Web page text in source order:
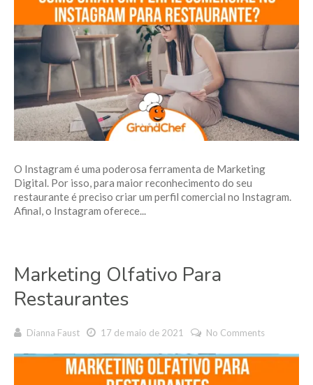
O Instagram é uma poderosa ferramenta de Marketing
Digital. Por isso, para maior reconhecimento do seu
restaurante é preciso criar um perfil comercial no Instagram.
Afinal, o Instagram oferece...
Marketing Olfativo Para
Restaurantes
Dianna Faust 17 de maio de 2021 No Comments